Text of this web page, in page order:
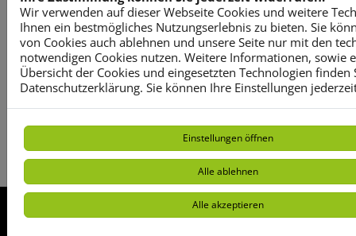
Heizungsanfrage-Assistent
Starten Sie jetzt Ihre Heizungsanfrage.
Jetzt Planen
Wir verwenden auf dieser Webseite Cookies und weitere
Ihnen ein bestmögliches Nutzungserlebnis zu bieten. Sie
von Cookies auch ablehnen und unsere Seite nur mit den
notwendigen Cookies nutzen. Weitere Informationen, sowie
Übersicht der Cookies und eingesetzten Technologien finden
Datenschutzerklärung. Sie können Ihre Einstellungen
Einstellungen öffnen
Alle ablehnen
Alle akzeptieren